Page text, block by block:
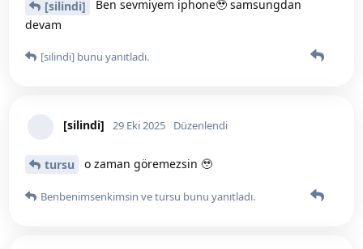
[silindi]
Ben sevmiyem iphone🥹 samsungdan
devam
[silindi] bunu yanıtladı.
[silindi] 29 Eki 2025 Düzenlendi
tursu o zaman göremezsin 🥹
Benbenimsenkimsin vetursu bunu yanıtladı.